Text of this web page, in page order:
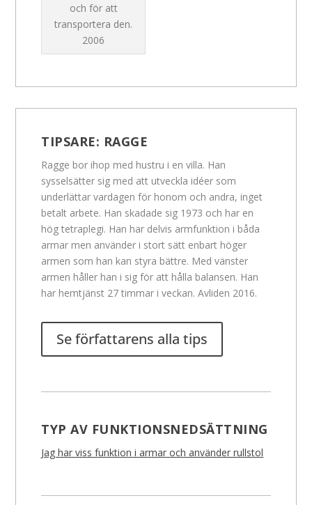
och för att
transportera den.
2006
TIPSARE: RAGGE
Ragge bor ihop med hustru i en villa. Han
sysselsätter sig med att utveckla idéer som
underlättar vardagen för honom och andra, inget
betalt arbete. Han skadade sig 1973 och har en
hög tetraplegi. Han har delvis armfunktion i båda
armar men använder i stort sätt enbart höger
armen som han kan styra bättre. Med vänster
armen håller han i sig för att hålla balansen. Han
har hemtjänst 27 timmar i veckan. Avliden 2016.
Se författarens alla tips
TYP AV FUNKTIONSNEDSÄTTNING
Jag har viss funktion i armar och använder rullstol